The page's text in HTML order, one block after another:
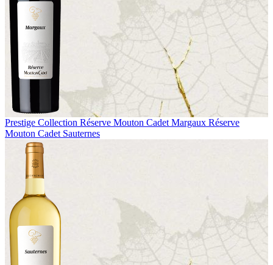
Prestige Collection Réserve Mouton Cadet Margaux Réserve
Mouton Cadet Sauternes